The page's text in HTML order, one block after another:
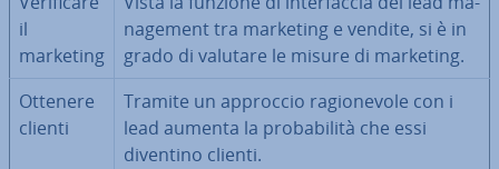
il
marketing
na­ge­ment tra marketing e vendite, si è in
grado di valutare le misure di marketing.
Ottenere
clienti
Tramite un approccio ra­gio­ne­vo­le con i
lead aumenta la pro­ba­bi­li­tà che essi
diventino clienti.